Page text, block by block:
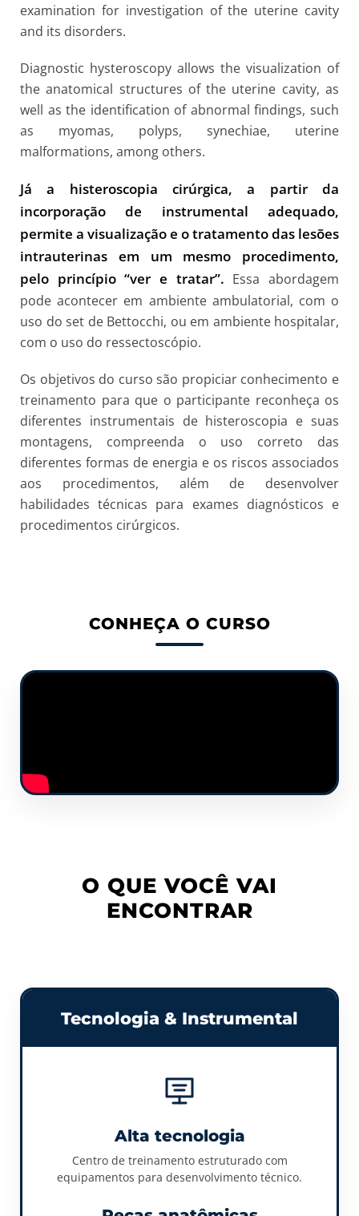
examination for investigation of the uterine cavity
and its disorders.
Diagnostic hysteroscopy allows the visualization of
the anatomical structures of the uterine cavity, as
well as the identification of abnormal findings, such
as myomas, polyps, synechiae, uterine
malformations, among others.
Já a histeroscopia cirúrgica, a partir da
incorporação de instrumental adequado,
permite a visualização e o tratamento das lesões
intrauterinas em um mesmo procedimento,
pelo princípio “ver e tratar”. Essa abordagem
pode acontecer em ambiente ambulatorial, com o
uso do set de Bettocchi, ou em ambiente hospitalar,
com o uso do ressectoscópio.
Os objetivos do curso são propiciar conhecimento e
treinamento para que o participante reconheça os
diferentes instrumentais de histeroscopia e suas
montagens, compreenda o uso correto das
diferentes formas de energia e os riscos associados
aos procedimentos, além de desenvolver
habilidades técnicas para exames diagnósticos e
procedimentos cirúrgicos.
CONHEÇA O CURSO
O QUE VOCÊ VAI
ENCONTRAR
Tecnologia & Instrumental
Alta tecnologia
Centro de treinamento estruturado com
equipamentos para desenvolvimento técnico.